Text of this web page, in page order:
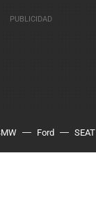
Ford SEAT